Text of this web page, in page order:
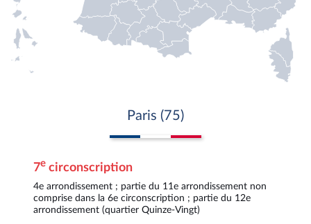
Paris (75)
7e circonscription
4e arrondissement ; partie du 11e arrondissement non
comprise dans la 6e circonscription ; partie du 12e
arrondissement (quartier Quinze-Vingt)